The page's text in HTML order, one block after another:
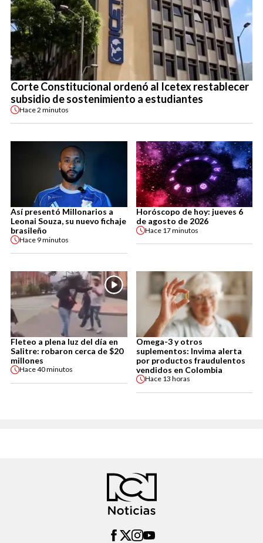
Corte Constitucional ordenó al Icetex restablecer
subsidio de sostenimiento a estudiantes
Hace2 minutos
Así presentó Millonarios a
Leonai Souza, su nuevo fichaje
brasileño
Hace 9 minutos
Horóscopo de hoy: jueves 6
de agosto de 2026
Hace 17 minutos
Fleteo a plena luz del día en
Salitre: robaron cerca de $20
millones
Hace40 minutos
Omega-3 y otros
suplementos: Invima alerta
por productos fraudulentos
vendidos en Colombia
Hace 13 horas